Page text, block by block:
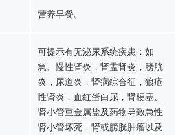
营养早餐。
可提示有无泌尿系统疾患：如
急、慢性肾炎，肾盂肾炎，膀胱
炎，尿道炎，肾病综合征，狼疮
性肾炎，血红蛋白尿，肾梗塞、
肾小管重金属盐及药物导致急性
肾小管坏死，肾或膀胱肿瘤以及